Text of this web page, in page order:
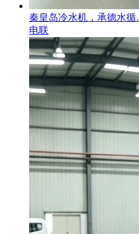
秦皇岛冷水机，承德水
电联